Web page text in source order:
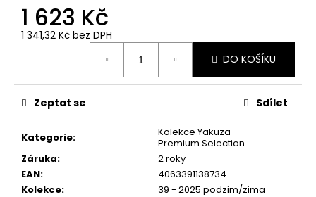
1 623 Kč
1 341,32 Kč bez DPH
DO KOŠÍKU
Kategorie:
Kolekce Yakuza
Premium Selection
Záruka:
2 roky
EAN:
4063391138734
Kolekce:
39 - 2025 podzim/zima
Zeptat se Sdílet
PÁNSKÁ
VESTA
BORN
TO
BURN
ŽLUTÁ
449
Kč